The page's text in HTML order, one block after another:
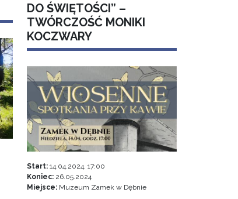
DO ŚWIĘTOŚCI” –
TWÓRCZOŚĆ MONIKI
KOCZWARY
Start:14.04.2024, 17:00
Koniec:26.05.2024
Miejsce:Muzeum Zamek w Dębnie